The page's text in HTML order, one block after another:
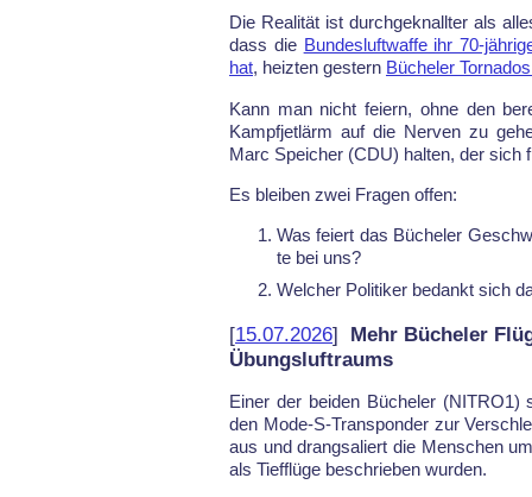
Die Rea­li­tät ist durch­ge­knall­ter als
dass die Bun­des­luft­waf­fe ihr 70-
hat, heiz­ten ges­tern Bü­che­ler
Kann man nicht fei­ern, oh­ne den
Kampf­jet­lärm auf die Ner­ven zu
Marc Spei­cher (CDU) hal­ten, der sich
Es blei­ben zwei Fra­gen of­fen:
Was fei­ert das Bü­che­ler
te bei uns?
Wel­cher Po­li­ti­ker be­dankt sich
[15.07.2026] Mehr Bücheler
Übungsluftraums
Ei­ner der bei­den Bü­che­ler (NITRO1)
den Mo­de-S-Trans­pon­der zur
aus und drang­sa­liert die Men­schen
als Tief­flü­ge be­schrie­ben wur­den.